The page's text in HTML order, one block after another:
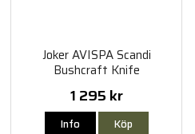
Joker AVISPA Scandi
Bushcraft Knife
1 295 kr
Info Köp